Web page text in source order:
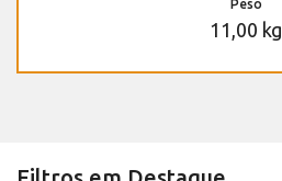
Peso
11,00 kg